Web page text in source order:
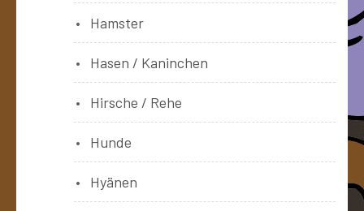
Hamster
Hasen / Kaninchen
Hirsche / Rehe
Hunde
Hyänen